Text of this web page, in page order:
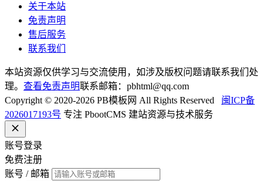
关于本站
免责声明
售后服务
联系我们
本站资源仅供学习与交流使用，如涉及版权问题请联系我们处
理。 查看免责声明联系邮箱：pbhtml@qq.com
Copyright © 2020-2026 PB模板网 All Rights Reserved 闽ICP备
2026017193号 专注 PbootCMS 建站资源与技术服务
账号登录
免费注册
账号 / 邮箱